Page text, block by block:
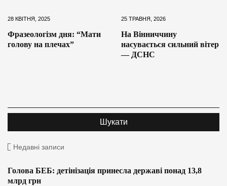
28 КВІТНЯ, 2025
Фразеологізм дня: “Мати
голову на плечах”
25 ТРАВНЯ, 2026
На Вінниччину
насувається сильний вітер
— ДСНС
Недавні записи
Голова БЕБ: детінізація принесла державі понад 13,8
млрд грн